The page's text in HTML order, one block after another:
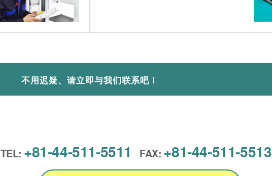
不用迟疑、请立即与我们联系吧！
TEL: +81-44-511-5511 FAX: +81-44-511-5513